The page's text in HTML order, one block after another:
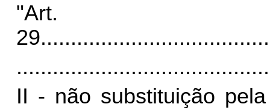
"Art.
29.
II - não substituição